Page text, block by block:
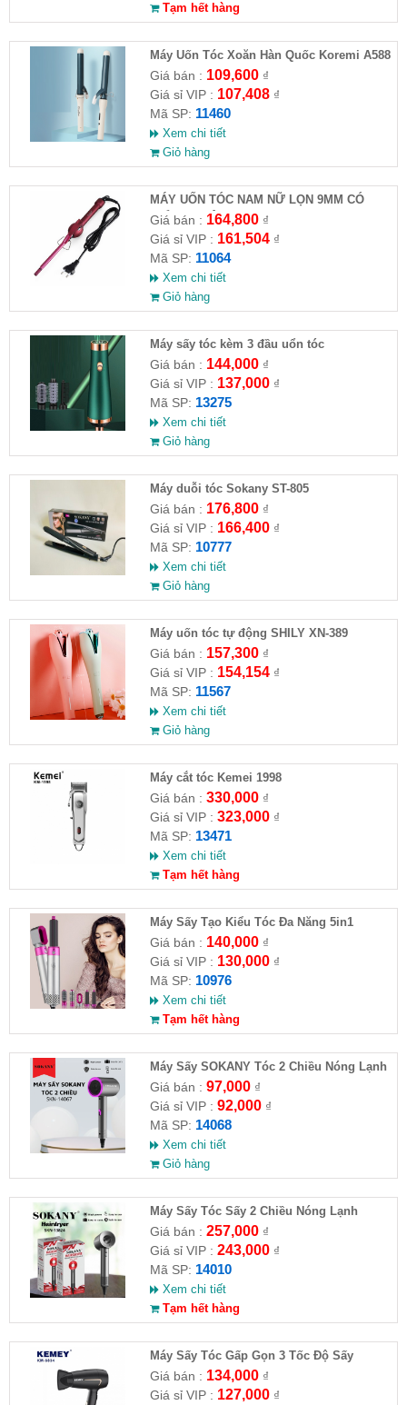
Tạm hết hàng
Máy Uốn Tóc Xoăn Hàn Quốc Koremi A588
Giá bán : 109,600₫
Giá sỉ VIP : 107,408₫
Mã SP: 11460
Xem chi tiết
Giỏ hàng
MÁY UỐN TÓC NAM NỮ LỌN 9MM CÓ
CHỈNH NHIỆT KEMEI - 1023
Giá bán : 164,800₫
Giá sỉ VIP : 161,504₫
Mã SP: 11064
Xem chi tiết
Giỏ hàng
Máy sấy tóc kèm 3 đầu uổn tóc
Giá bán : 144,000₫
Giá sỉ VIP : 137,000₫
Mã SP: 13275
Xem chi tiết
Giỏ hàng
Máy duỗi tóc Sokany ST-805
Giá bán : 176,800₫
Giá sỉ VIP : 166,400₫
Mã SP: 10777
Xem chi tiết
Giỏ hàng
Máy uốn tóc tự động SHILY XN-389
Giá bán : 157,300₫
Giá sỉ VIP : 154,154₫
Mã SP: 11567
Xem chi tiết
Giỏ hàng
Máy cắt tóc Kemei 1998
Giá bán : 330,000₫
Giá sỉ VIP : 323,000₫
Mã SP: 13471
Xem chi tiết
Tạm hết hàng
Máy Sấy Tạo Kiểu Tóc Đa Năng 5in1
Giá bán : 140,000₫
Giá sỉ VIP : 130,000₫
Mã SP: 10976
Xem chi tiết
Tạm hết hàng
Máy Sấy SOKANY Tóc 2 Chiều Nóng Lạnh
800W SKN-14068
Giá bán : 97,000₫
Giá sỉ VIP : 92,000₫
Mã SP: 14068
Xem chi tiết
Giỏ hàng
Máy Sấy Tóc Sấy 2 Chiều Nóng Lạnh
SOKANY SKN-14010
Giá bán : 257,000₫
Giá sỉ VIP : 243,000₫
Mã SP: 14010
Xem chi tiết
Tạm hết hàng
Máy Sấy Tóc Gấp Gọn 3 Tốc Độ Sấy
Kemey KM 6834
Giá bán : 134,000₫
Giá sỉ VIP : 127,000₫